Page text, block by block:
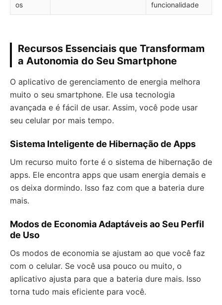
os
funcionalidade
Recursos Essenciais que Transformam
a Autonomia do Seu Smartphone
O aplicativo de gerenciamento de energia melhora
muito o seu smartphone. Ele usa tecnologia
avançada e é fácil de usar. Assim, você pode usar
seu celular por mais tempo.
Sistema Inteligente de Hibernação de Apps
Um recurso muito forte é o sistema de hibernação de
apps. Ele encontra apps que usam energia demais e
os deixa dormindo. Isso faz com que a bateria dure
mais.
Modos de Economia Adaptáveis ao Seu Perfil
de Uso
Os modos de economia se ajustam ao que você faz
com o celular. Se você usa pouco ou muito, o
aplicativo ajusta para que a bateria dure mais. Isso
torna tudo mais eficiente para você.